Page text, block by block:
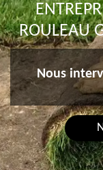
ROULEAU
Nous